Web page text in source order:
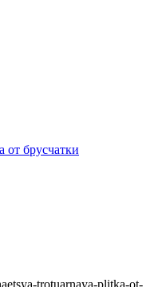
от брусчатки
trotuarnaya-plitka-ot-